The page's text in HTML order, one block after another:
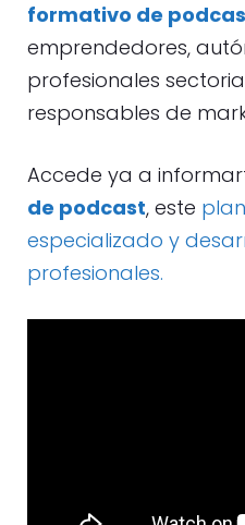
formativo de
emprendedores,
profesionales
responsables de
Accede ya a
de podcast, este
especializado y
profesionales.